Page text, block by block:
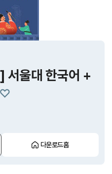
서울대 한국어 +
다운로드홈